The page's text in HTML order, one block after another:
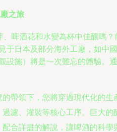
之旅
、啤酒花和水變為杯中佳釀嗎？
于日本及部分海外工廠，如中國
設施）將是一次難忘的體驗。通
的帶領下，您將穿過現代化的生
濾、灌裝等核心工序。巨大的
合詳盡的解說，讓啤酒的科學